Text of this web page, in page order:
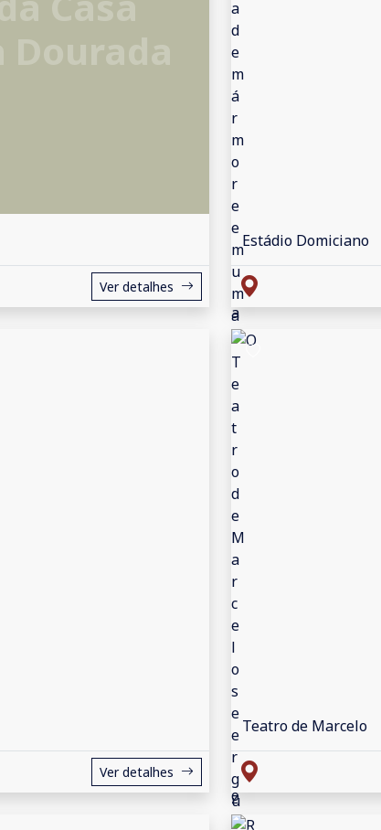
Ver detalhes
Estádio Domiciano
Ver detalhes
Teatro de Marcelo